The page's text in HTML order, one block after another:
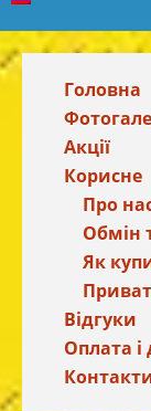
Головна
Акції
Корисне
Про
Обмін
Як
Відгуки
Оплата і